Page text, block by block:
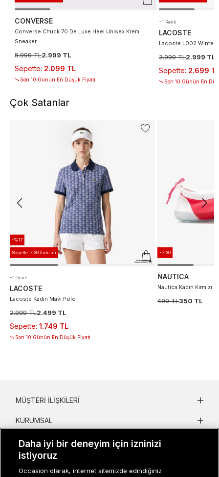
CONVERSE
Converse Chuck 70 De Luxe Heel Unisex Krem
Sneaker
5.999 TL2.999 TL
Sepette: 2.099 TL
Son 10 Günün En Düşük Fiyatı
+1 Renk
LACOSTE
Lacoste L002 Winter
3.999 TL2.999 TL
Sepette: 2.699
Son 10 Günün En
Çok Satanlar
-%17
Sepette %30 İndirim
+1 Renk
LACOSTE
Lacoste Kadın Mavi Polo
2.999 TL2.499 TL
Sepette: 1.749 TL
Son 10 Günün En Düşük Fiyatı
-%30
NAUTICA
Nautica Kadın Kırmızı
499 TL350 TL
MÜŞTERI İLIŞKILERI
KURUMSAL
KADIN KATEGORILER
GRUP MARKALAR
Daha iyi bir deneyim için izninizi
istiyoruz
Occasion olarak, internet sitemizde edindiğiniz